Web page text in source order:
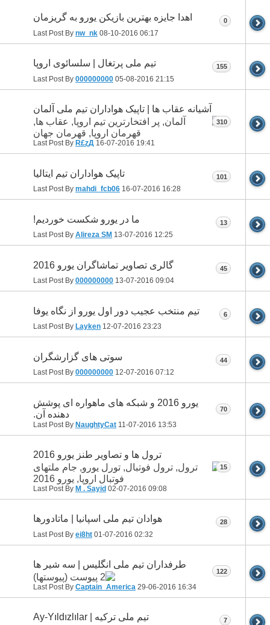
اهدا جایزه بهترین بازیکن یورو به گریزمان
Last Post By nw_nk 08-10-2016 06:17
0
تیم ملی پرتغال | سلسائوی اروپا
Last Post By 000000000 05-08-2016 21:15
155
آشیانه عقاب ها | تاپیک هواداران تیم ملی آلمان
Last Post By R£ɀД 16-07-2016 19:41
310
تاپیک هواداران تیم ایتالیا
Last Post By mahdi_fcb06 16-07-2016 16:28
101
ما در یورو شکست خوردیم!
Last Post By Alireza SM 13-07-2016 12:25
13
گالری تصاویر تماشاگران یورو 2016
Last Post By 000000000 13-07-2016 09:04
45
تیم منتخب عجیب دور اول یورو از نگاه یوفا
Last Post By Layken 12-07-2016 23:23
6
سوتی های گزارشگران
Last Post By 000000000 12-07-2016 07:12
44
یورو 2016 و شبکه های ماهواره ای پوشش
دهنده آن.
Last Post By NaughtyCat 11-07-2016 13:53
70
ترول ها و تصاویر طنز یورو 2016
Last Post By M . Sayid 02-07-2016 09:08
15
هوادان تیم ملی اسپانیا | ماتادورها
Last Post By ei8ht 01-07-2016 02:32
28
طرفداران تیم ملی انگلیس | سه شیر ها
Last Post By Captain_America 29-06-2016 16:34
122
تیم ملی ترکیه | Ay-Yıldızlılar 7